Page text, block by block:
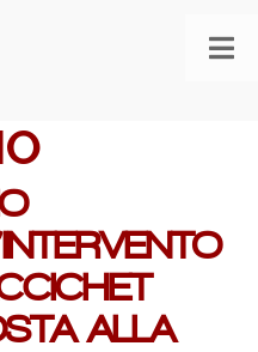
ALLA